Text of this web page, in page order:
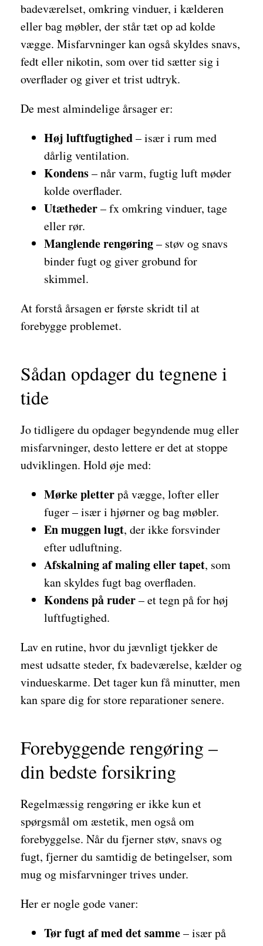
badeværelset, omkring vinduer, i kælderen
eller bag møbler, der står tæt op ad kolde
vægge. Misfarvninger kan også skyldes snavs,
fedt eller nikotin, som over tid sætter sig i
overflader og giver et trist udtryk.
De mest almindelige årsager er:
Høj luftfugtighed– især i rum med
dårlig ventilation.
Kondens– når varm, fugtig luft møder
kolde overflader.
Utætheder– fx omkring vinduer, tage
eller rør.
Manglende rengøring– støv og snavs
binder fugt og giver grobund for
skimmel.
At forstå årsagen er første skridt til at
forebygge problemet.
Sådan opdager du tegnene i
tide
Jo tidligere du opdager begyndende mug eller
misfarvninger, desto lettere er det at stoppe
udviklingen. Hold øje med:
Mørke pletterpå vægge, lofter eller
fuger – især i hjørner og bag møbler.
En muggen lugt, der ikke forsvinder
efter udluftning.
Afskalning af maling eller tapet, som
kan skyldes fugt bag overfladen.
Kondens på ruder– et tegn på for høj
luftfugtighed.
Lav en rutine, hvor du jævnligt tjekker de
mest udsatte steder, fx badeværelse, kælder og
vindueskarme. Det tager kun få minutter, men
kan spare dig for store reparationer senere.
Forebyggende rengøring –
din bedste forsikring
Regelmæssig rengøring er ikke kun et
spørgsmål om æstetik, men også om
forebyggelse. Når du fjerner støv, snavs og
fugt, fjerner du samtidig de betingelser, som
mug og misfarvninger trives under.
Her er nogle gode vaner:
Tør fugt af med det samme– især på